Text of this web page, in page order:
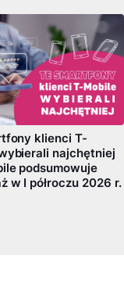
klienci T-
najchętniej
podsumowuje
w I półroczu 2026 r.